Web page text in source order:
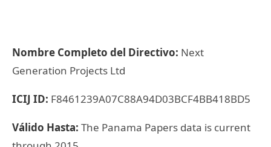
Nombre Completo del Directivo: Next
Generation Projects Ltd
ICIJ ID: F8461239A07C88A94D03BCF4BB418BD5
Válido Hasta: The Panama Papers data is current